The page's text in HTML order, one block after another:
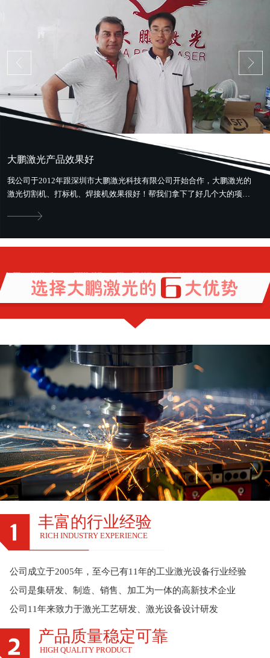
大鹏激光产品效果好
我公司于2012年跟深圳市大鹏激光科技有限公司开始合作，大鹏激光的
激光切割机、打标机、焊接机效果很好！帮我们拿下了好几个大的项
丰富的行业经验
RICH INDUSTRY EXPERIENCE
公司成立于2005年，至今已有11年的工业激光设备行业经验
公司是集研发、制造、销售、加工为一体的高新技术企业
公司11年来致力于激光工艺研发、激光设备设计研发
产品质量稳定可靠
HIGH QUALITY PRODUCT